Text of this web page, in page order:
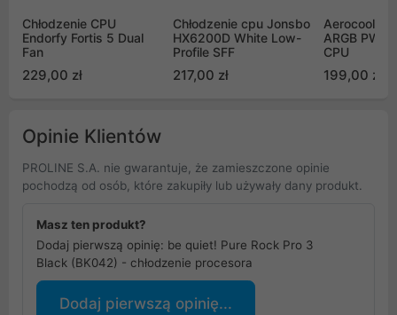
Chłodzenie CPU
Endorfy Fortis 5 Dual
Fan
229,00 zł
Chłodzenie cpu Jonsbo
HX6200D White Low-
Profile SFF
217,00 zł
Aerocool
ARGB
CPU
199,00 zł
Opinie Klientów
PROLINE S.A. nie gwarantuje, że zamieszczone opinie
pochodzą od osób, które zakupiły lub używały dany produkt.
Masz ten produkt?
Dodaj pierwszą opinię: be quiet! Pure Rock Pro 3
Black (BK042) - chłodzenie procesora
Dodaj pierwszą opinię...